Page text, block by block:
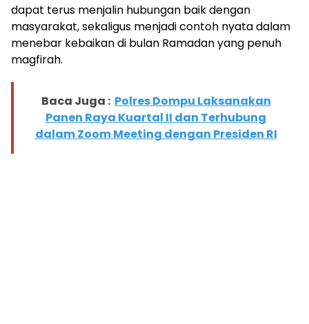
dapat terus menjalin hubungan baik dengan
masyarakat, sekaligus menjadi contoh nyata dalam
menebar kebaikan di bulan Ramadan yang penuh
magfirah.
Baca Juga : Polres Dompu Laksanakan
Panen Raya Kuartal II dan Terhubung
dalam Zoom Meeting dengan Presiden RI